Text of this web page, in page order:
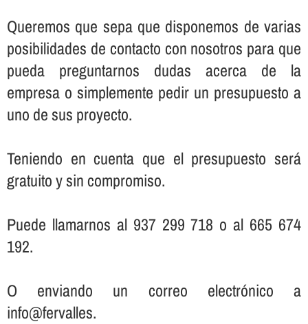
Queremos que sepa que disponemos de varias
posibilidades de contacto con nosotros para que
pueda preguntarnos dudas acerca de la
empresa o simplemente pedir un presupuesto a
uno de sus proyecto.
Teniendo en cuenta que el presupuesto será
gratuito y sin compromiso.
Puede llamarnos al 937 299 718 o al 665 674
192.
O enviando un correo electrónico a
info@fervalles.